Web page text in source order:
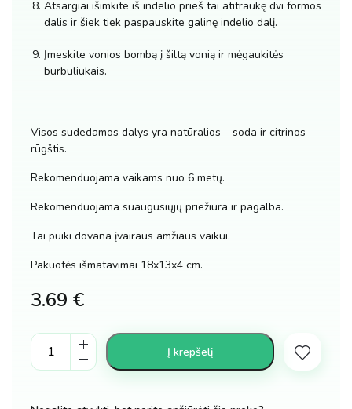
Atsargiai išimkite iš indelio prieš tai atitraukę dvi formos
dalis ir šiek tiek paspauskite galinę indelio dalį.
Įmeskite vonios bombą į šiltą vonią ir mėgaukitės
burbuliukais.
Visos sudedamos dalys yra natūralios – soda ir citrinos
rūgštis.
Rekomenduojama vaikams nuo 6 metų.
Rekomenduojama suaugusiųjų priežiūra ir pagalba.
Tai puiki dovana įvairaus amžiaus vaikui.
Pakuotės išmatavimai 18x13x4 cm.
3.69 €
Vonios
bomba
Į krepšelį